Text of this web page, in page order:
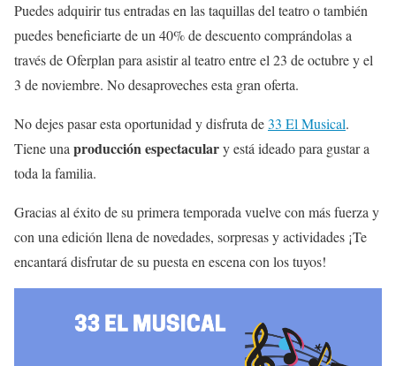
Puedes adquirir tus entradas en las taquillas del teatro o también
puedes beneficiarte de un 40% de descuento comprándolas a
través de Oferplan para asistir al teatro entre el 23 de octubre y el
3 de noviembre. No desaproveches esta gran oferta.
No dejes pasar esta oportunidad y disfruta de33 El Musical.
Tiene una producción espectaculary está ideado para gustar a
toda la familia.
Gracias al éxito de su primera temporada vuelve con más fuerza y
con una edición llena de novedades, sorpresas y actividades ¡Te
encantará disfrutar de su puesta en escena con los tuyos!